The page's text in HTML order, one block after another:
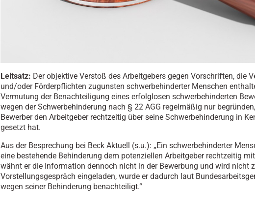
Leitsatz: Der objektive Verstoß des Arbeitgebers gegen Vorschriften, die
und/oder Förderpflichten zugunsten schwerbehinderter Menschen
Vermutung der Benachteiligung eines erfolglosen schwerbehinderten
wegen der Schwerbehinderung nach § 22 AGG regelmäßig nur
Bewerber den Arbeitgeber rechtzeitig über seine Schwerbehinderung in
gesetzt hat.
Aus der Besprechung bei Beck Aktuell (s.u.): „Ein schwer­be­hin­der­ter
eine be­stehen­de Be­hin­de­rung dem po­ten­zi­el­len Ar­beit­ge­ber recht­zei­tig
wähnt er die In­for­ma­ti­on den­noch nicht in der Be­wer­bung und wird nicht
Vor­stel­lungs­ge­spräch ein­ge­la­den, wurde er da­durch laut
wegen sei­ner Be­hin­de­rung be­nach­tei­ligt.“